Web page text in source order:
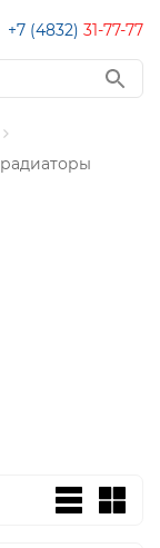
+7 (4832) 31-77-77